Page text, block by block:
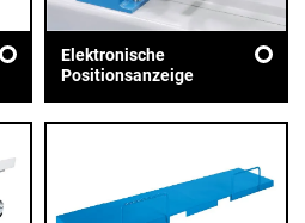
Elektronische
Positionsanzeige